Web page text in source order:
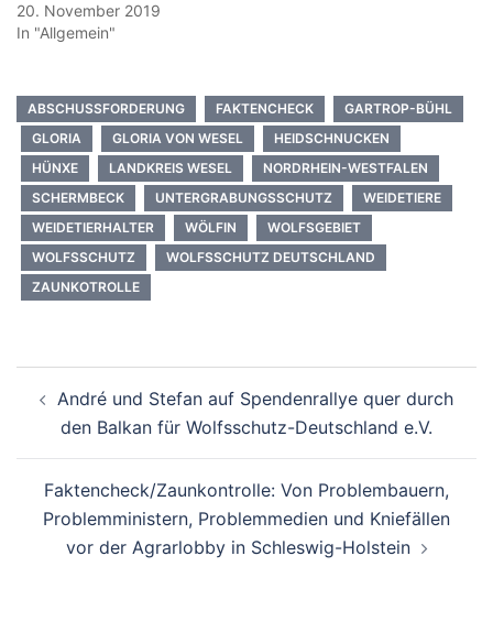
20. November 2019
In "Allgemein"
ABSCHUSSFORDERUNG FAKTENCHECK
GARTROP-BÜHL
GLORIA
GLORIA VON WESEL
HEIDSCHNUCKEN
HÜNXE
LANDKREIS WESEL
NORDRHEIN-WESTFALEN
SCHERMBECK
UNTERGRABUNGSSCHUTZ
WEIDETIERE
WEIDETIERHALTER
WÖLFIN
WOLFSGEBIET
WOLFSSCHUTZ
WOLFSSCHUTZ DEUTSCHLAND
ZAUNKOTROLLE
André und Stefan auf Spendenrallye quer durch
den Balkan für Wolfsschutz-Deutschland e.V.
Faktencheck/Zaunkontrolle: Von Problembauern,
Problemministern, Problemmedien und Kniefällen
vor der Agrarlobby in Schleswig-Holstein